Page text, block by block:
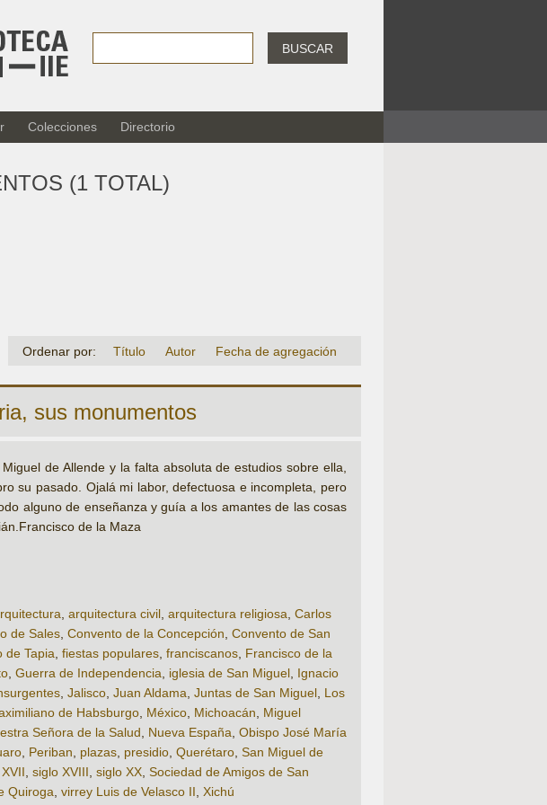
BUSCAR
Colecciones Directorio
(1 TOTAL)
Ordenar por: Título Autor Fecha de agregación
sus monumentos
de Allende y la falta absoluta de estudios sobre ella,
su pasado. Ojalá mi labor, defectuosa e incompleta, pero
alguno de enseñanza y guía a los amantes de las cosas
de la Maza
, arquitectura civil, arquitectura religiosa, Carlos
de Sales, Convento de la Concepción, Convento de San
de Tapia, fiestas populares, franciscanos, Francisco de la
, Guerra de Independencia, iglesia de San Miguel, Ignacio
, Jalisco, Juan Aldama, Juntas de San Miguel, Los
de Habsburgo, México, Michoacán, Miguel
Señora de la Salud, Nueva España, Obispo José María
, Periban, plazas, presidio, Querétaro, San Miguel de
, siglo XVIII, siglo XX, Sociedad de Amigos de San
Quiroga, virrey Luis de Velasco II, Xichú